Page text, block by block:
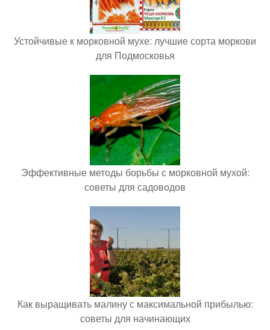
Устойчивые к морковной мухе: лучшие сорта моркови
для Подмосковья
Эффективные методы борьбы с морковной мухой:
советы для садоводов
Как выращивать малину с максимальной прибылью:
советы для начинающих